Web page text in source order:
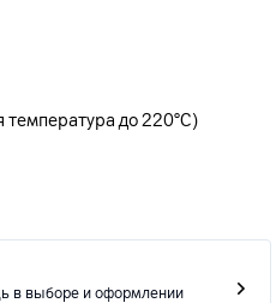
до 220°C)
в выборе и оформлении